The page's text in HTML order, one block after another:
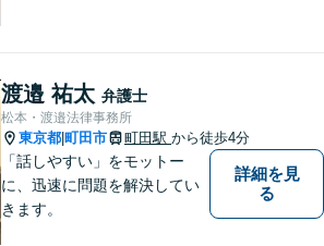
渡邉 祐太 弁護士
松本・渡邉法律事務所
東京都 町田市 町田駅 から徒歩4分
「話しやすい」をモットー
に、迅速に問題を解決してい
きます。
詳細を見
る